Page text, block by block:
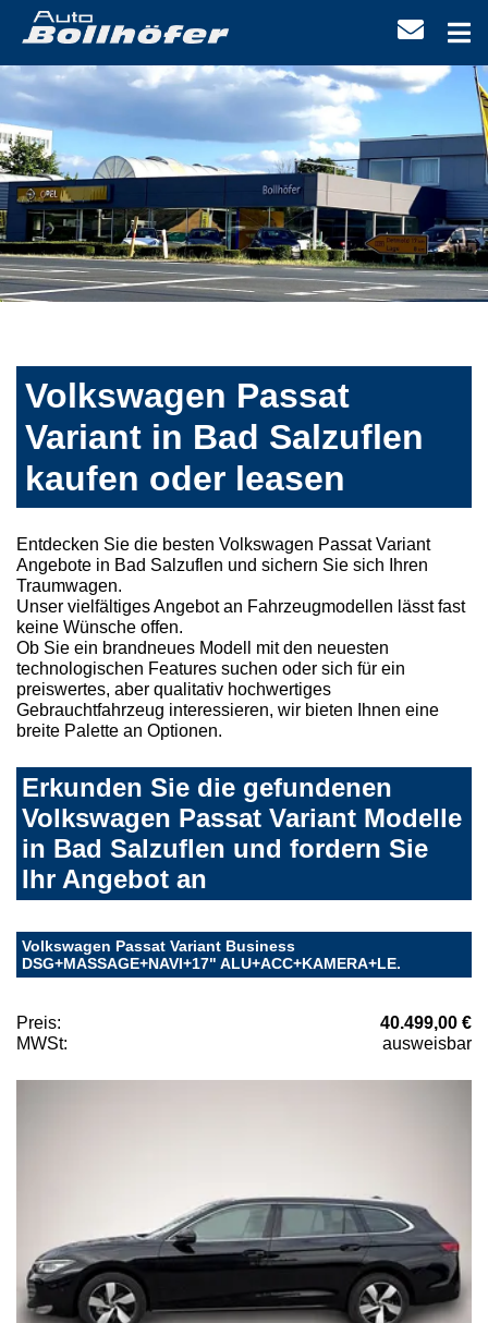
Volkswagen Passat
Variant in Bad Salzuflen
kaufen oder leasen
Entdecken Sie die besten Volkswagen Passat Variant
Angebote in Bad Salzuflen und sichern Sie sich Ihren
Traumwagen.
Unser vielfältiges Angebot an Fahrzeugmodellen lässt fast
keine Wünsche offen.
Ob Sie ein brandneues Modell mit den neuesten
technologischen Features suchen oder sich für ein
preiswertes, aber qualitativ hochwertiges
Gebrauchtfahrzeug interessieren, wir bieten Ihnen eine
breite Palette an Optionen.
Erkunden Sie die gefundenen
Volkswagen Passat Variant Modelle
in Bad Salzuflen und fordern Sie
Ihr Angebot an
Volkswagen Passat Variant Business
DSG+MASSAGE+NAVI+17" ALU+ACC+KAMERA+LE.
Preis:
40.499,00 €
MWSt:
ausweisbar